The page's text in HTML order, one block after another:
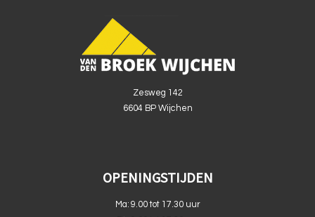
Zesweg 142
6604 BP Wijchen
OPENINGSTIJDEN
Ma: 9.00 tot 17.30 uur